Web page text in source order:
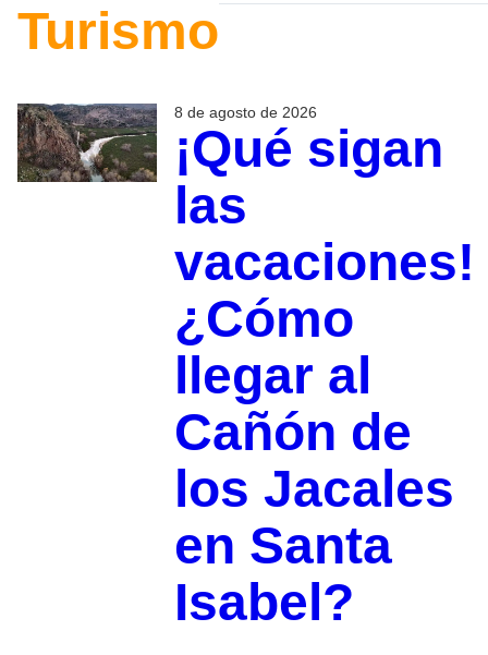
Turismo
8 de agosto de 2026
¡Qué sigan
las
vacaciones!
¿Cómo
llegar al
Cañón de
los Jacales
en Santa
Isabel?